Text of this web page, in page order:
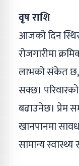
वृष राशि
आजको दिन
रोजगारीमा
लाभको संकेत छ,
सक्छ।
बढाउनेछ। प्रेम
खानपानमा
सामान्य